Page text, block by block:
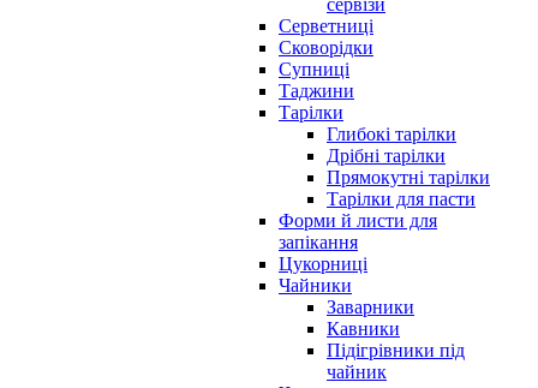
Серветниці
Сковорідки
Супниці
Таджини
Тарілки
Глибокі тарілки
Дрібні тарілки
Прямокутні тарілки
Тарілки для пасти
Форми й листи для
запікання
Цукорниці
Чайники
Заварники
Кавники
Підігрівники під
чайник